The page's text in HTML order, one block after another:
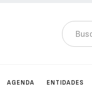
AGENDA ENTIDADES